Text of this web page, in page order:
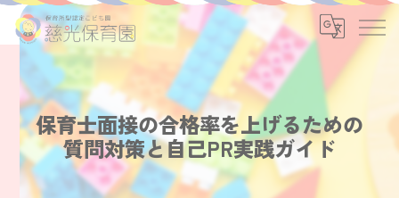
保育士面接の合格率を上げるための
質問対策と自己PR実践ガイド